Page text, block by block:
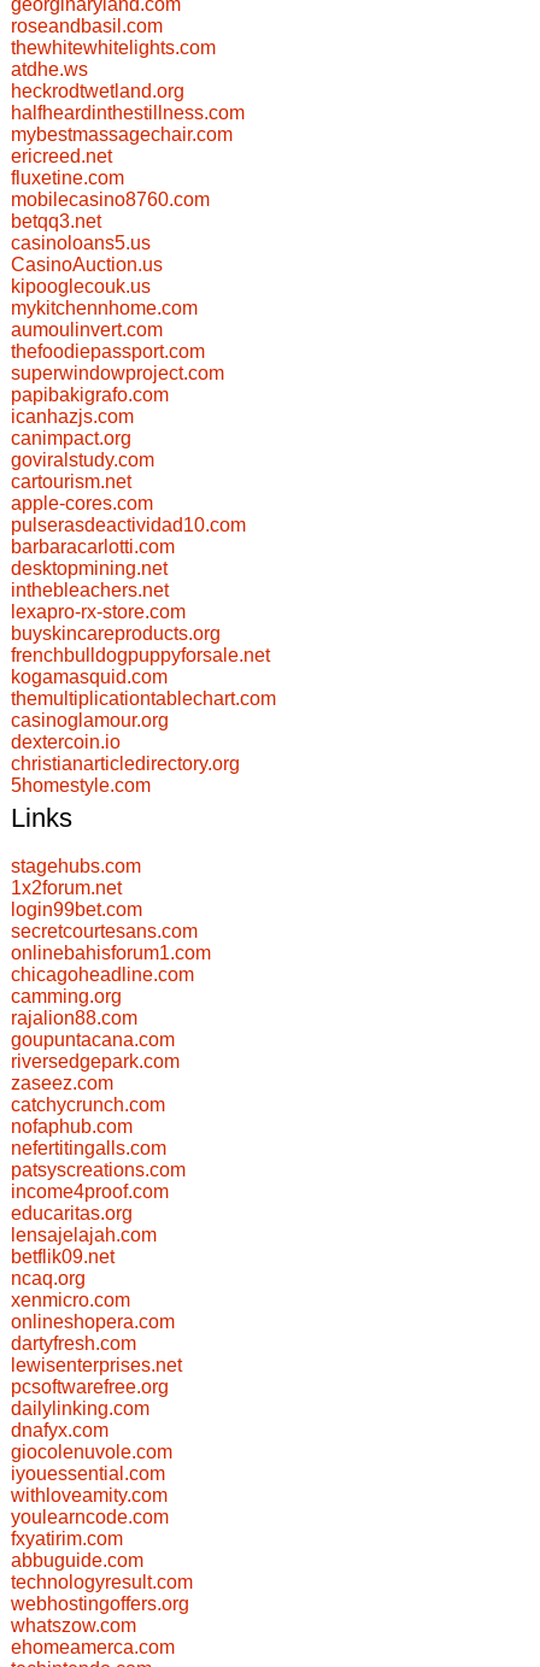
georginaryland.com
roseandbasil.com
thewhitewhitelights.com
atdhe.ws
heckrodtwetland.org
halfheardinthestillness.com
mybestmassagechair.com
ericreed.net
fluxetine.com
mobilecasino8760.com
betqq3.net
casinoloans5.us
CasinoAuction.us
kipooglecouk.us
mykitchennhome.com
aumoulinvert.com
thefoodiepassport.com
superwindowproject.com
papibakigrafo.com
icanhazjs.com
canimpact.org
goviralstudy.com
cartourism.net
apple-cores.com
pulserasdeactividad10.com
barbaracarlotti.com
desktopmining.net
inthebleachers.net
lexapro-rx-store.com
buyskincareproducts.org
frenchbulldogpuppyforsale.net
kogamasquid.com
themultiplicationtablechart.com
casinoglamour.org
dextercoin.io
christianarticledirectory.org
5homestyle.com
Links
stagehubs.com
1x2forum.net
login99bet.com
secretcourtesans.com
onlinebahisforum1.com
chicagoheadline.com
camming.org
rajalion88.com
goupuntacana.com
riversedgepark.com
zaseez.com
catchycrunch.com
nofaphub.com
nefertitingalls.com
patsyscreations.com
income4proof.com
educaritas.org
lensajelajah.com
betflik09.net
ncaq.org
xenmicro.com
onlineshopera.com
dartyfresh.com
lewisenterprises.net
pcsoftwarefree.org
dailylinking.com
dnafyx.com
giocolenuvole.com
iyouessential.com
withloveamity.com
youlearncode.com
fxyatirim.com
abbuguide.com
technologyresult.com
webhostingoffers.org
whatszow.com
ehomeamerca.com